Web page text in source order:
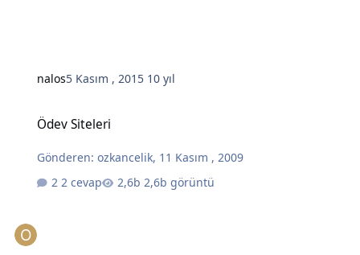
nalos5 Kasım , 2015 10 yıl
Ödev Siteleri
Gönderen:ozkancelik, 11 Kasım , 2009
2 cevap
2,6b görüntü